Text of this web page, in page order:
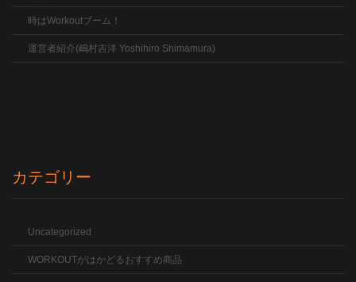
時はWorkoutブーム！
運営者紹介(嶋村吉洋 Yoshihiro Shimamura)
カテゴリー
Uncategorized
WORKOUTがはかどるおすすめ商品